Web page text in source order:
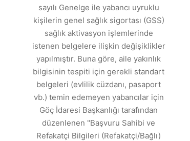
sayılı Genelge ile yabancı uyruklu
kişilerin genel sağlık sigortası (GSS)
sağlık aktivasyon işlemlerinde
istenen belgelere ilişkin değişiklikler
yapılmıştır. Buna göre, aile yakınlık
bilgisinin tespiti için gerekli standart
belgeleri (evlilik cüzdanı, pasaport
vb.) temin edemeyen yabancılar için
Göç İdaresi Başkanlığı tarafından
düzenlenen "Başvuru Sahibi ve
Refakatçi Bilgileri (Refakatçi/Bağlı)